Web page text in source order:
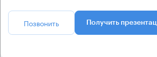
Позвонить Получить